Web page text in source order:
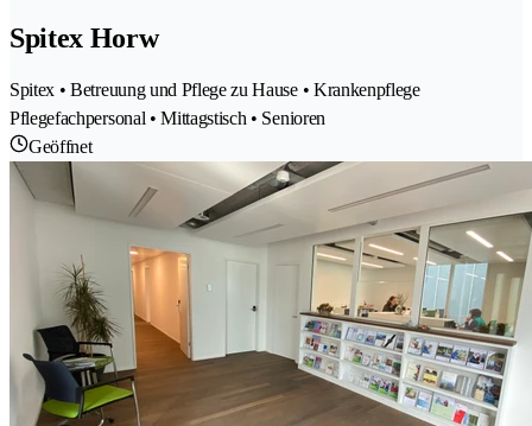
Spitex Horw
Spitex • Betreuung und Pflege zu Hause • Krankenpflege
Pflegefachpersonal • Mittagstisch • Senioren
Geöffnet